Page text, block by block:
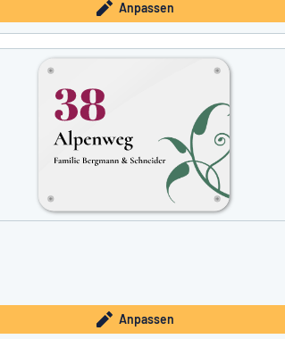
Anpassen
Anpassen